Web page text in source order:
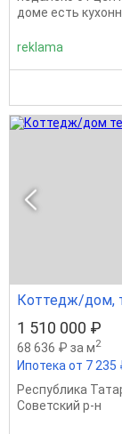
доме есть
reklama
Коттедж/дом,
1 510 000 ₽
68 636 ₽ за м2
Ипотека от 7
Республика
Советский р-н